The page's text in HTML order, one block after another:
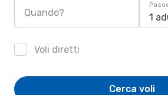
Quando? 1
Voli diretti
Cerca voli